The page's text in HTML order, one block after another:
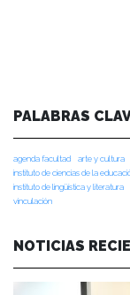
PALABRAS
agenda facultad arte y cultura
instituto de ciencias de la
instituto de lingüística y literatura
vinculación
NOTICIAS